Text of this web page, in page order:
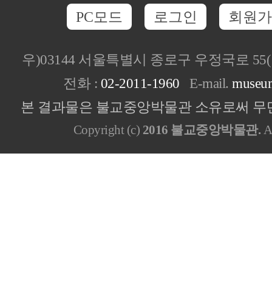
PC모드 로그인 회원
우)03144 서울특별시 종로구 우정국로
전화 : 02-2011-1960 E-mail.
본 결과물은 불교중앙박물관 소유로써
Copyright (c) 2016 불교중앙박물관.